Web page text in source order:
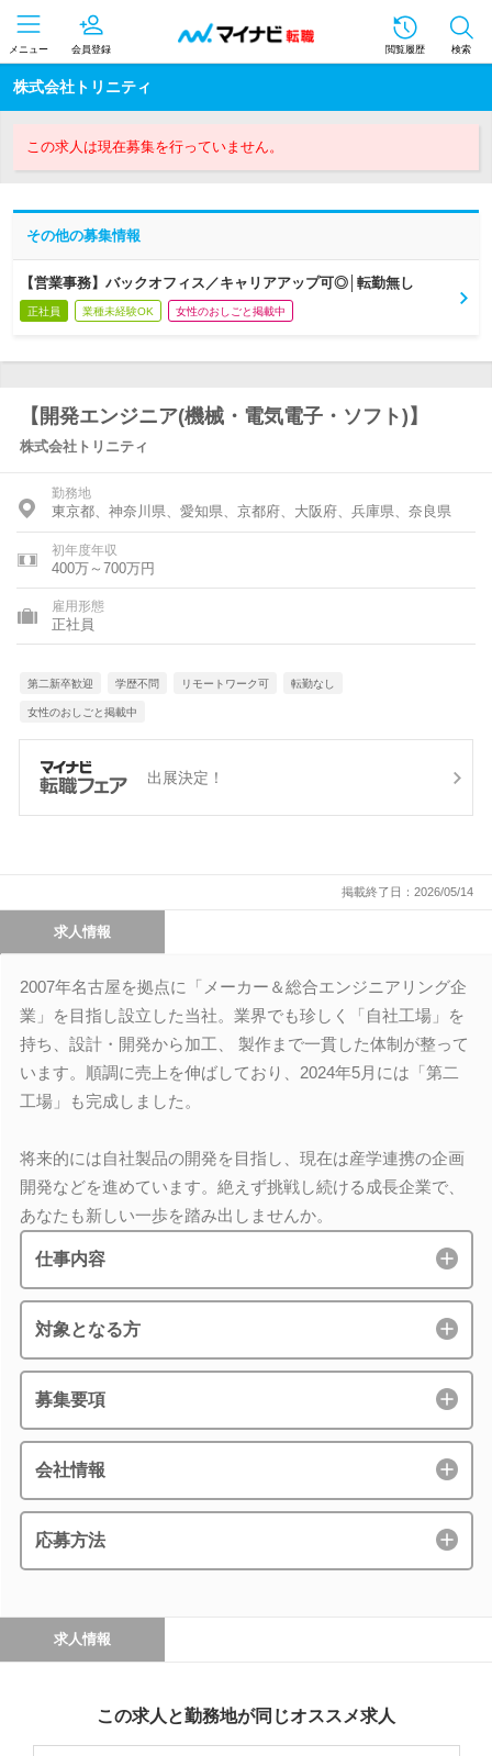
メニュー 会員登録 閲覧履歴 検索
株式会社トリニティ
この求人は現在募集を行っていません。
その他の募集情報
【営業事務】バックオフィス／キャリアアップ可◎│転勤無し
正社員 業種未経験OK 女性のおしごと掲載中
【開発エンジニア(機械・電気電子・ソフト)】
株式会社トリニティ
勤務地
東京都、神奈川県、愛知県、京都府、大阪府、兵庫県、奈良県
初年度年収
400万～700万円
雇用形態
正社員
第二新卒歓迎 学歴不問 リモートワーク可 転勤なし
女性のおしごと掲載中
出展決定！
掲載終了日：2026/05/14
求人情報
2007年名古屋を拠点に「メーカー＆総合エンジニアリング企
業」を目指し設立した当社。業界でも珍しく「自社工場」を
持ち、設計・開発から加工、 製作まで一貫した体制が整って
います。順調に売上を伸ばしており、2024年5月には「第二
工場」も完成しました。
将来的には自社製品の開発を目指し、現在は産学連携の企画
開発などを進めています。絶えず挑戦し続ける成長企業で、
あなたも新しい一歩を踏み出しませんか。
仕事内容
対象となる方
募集要項
会社情報
応募方法
求人情報
この求人と勤務地が同じオススメ求人